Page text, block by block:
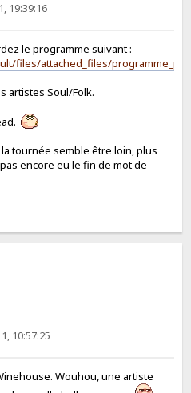
19:39:16
le programme suivant :
files/attached_files/
artistes Soul/Folk.
tournée semble être loin, plus
encore eu le fin de mot de
10:57:25
Wouhou, une artiste